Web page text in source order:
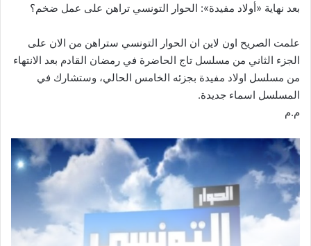
بعد نهاية «أولاد مفيدة»: الحوار التونسي تراهن على عمل ضخم؟
علمت الصريح اون لاين ان الحوار التونسي ستراهن من الان على
الجزء الثاني من مسلسل تاج الحاضرة في رمضان القادم بعد الانتهاء
من مسلسل اولاد مفيدة بجزئه الخامس الحالي، وستشارك في
المسلسل اسماء جديدة.
م.م